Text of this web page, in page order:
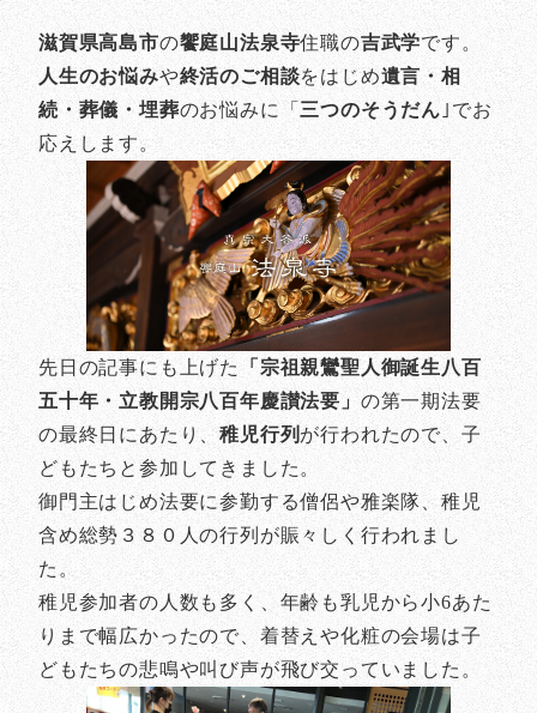
者
滋賀県高島市の饗庭山法泉寺住職の吉武学です。
人生のお悩みや終活のご相談をはじめ遺言・相
続・葬儀・埋葬のお悩みに「 三つのそうだん ｣でお
応えします。
先日の記事にも上げた 「宗祖親鸞聖人御誕生八百
五十年・立教開宗八百年慶讃法要」 の第一期法要
の最終日にあたり、稚児行列が行われたので、子
どもたちと参加してきました。
御門主はじめ法要に参勤する僧侶や雅楽隊、稚児
含め総勢３８０人の行列が賑々しく行われまし
た。
稚児参加者の人数も多く、年齢も乳児から小6あた
りまで幅広かったので、着替えや化粧の会場は子
どもたちの悲鳴や叫び声が飛び交っていました。